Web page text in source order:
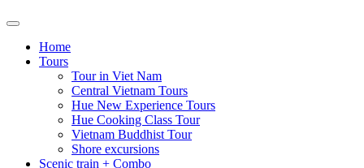
Home
Tours
Tour in Viet Nam
Central Vietnam Tours
Hue New Experience Tours
Hue Cooking Class Tour
Vietnam Buddhist Tour
Shore excursions
Scenic train + Combo